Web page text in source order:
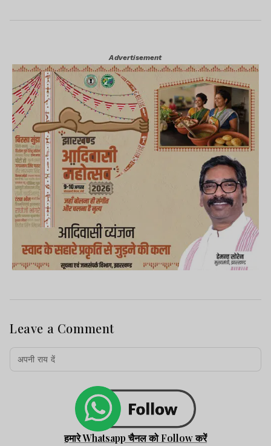
Advertisement
Leave a Comment
हमारे Whatsapp चैनल को Follow करें